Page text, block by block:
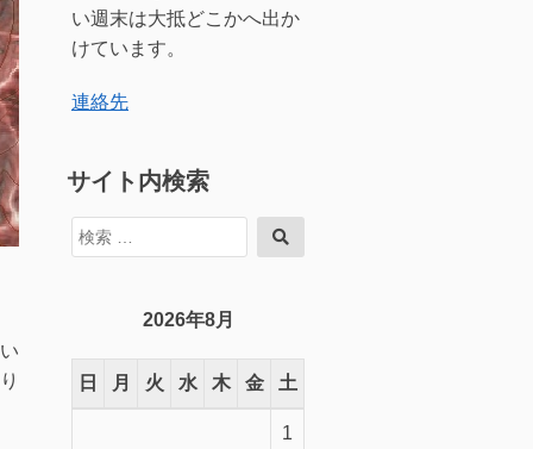
い週末は大抵どこかへ出か
けています。
連絡先
サイト内検索
検
索
索
2026年8月
日 月 火 水 木 金 土
1